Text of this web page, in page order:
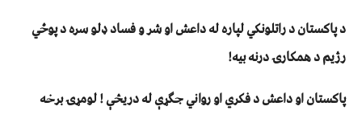
د پاکستان د راتلونکي لپاره له داعش او شر و فساد ډلو سره د پوځي
رژیم د همکارۍ درنه بیه!
پاکستان او داعش د فکري او رواني جګړې له دریڅې ! لومړۍ برخه